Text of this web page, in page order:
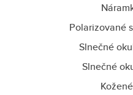
Polarizované
Slnečné
Slnečné